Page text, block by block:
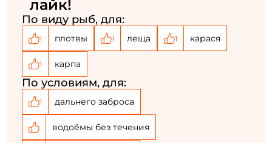
лайк!
По виду рыб, для:
1 плотвы 1 леща 1 карася
1 карпа
По условиям, для:
1 дальнего заброса
водоёмы без течения
Повторите пароль: *
Заполняя данную форму вы соглашаетесь на обработку
персональных данных
У меня уже есть аккаунт